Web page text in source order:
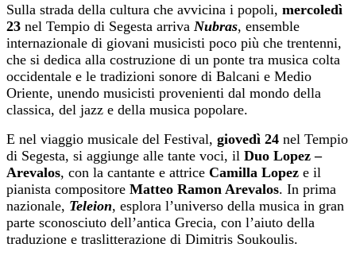
Sulla strada della cultura che avvicina i popoli, mercoledì
23 nel Tempio di Segesta arriva Nubras, ensemble
internazionale di giovani musicisti poco più che trentenni,
che si dedica alla costruzione di un ponte tra musica colta
occidentale e le tradizioni sonore di Balcani e Medio
Oriente, unendo musicisti provenienti dal mondo della
classica, del jazz e della musica popolare.
E nel viaggio musicale del Festival, giovedì 24 nel Tempio
di Segesta, si aggiunge alle tante voci, il Duo Lopez –
Arevalos, con la cantante e attrice Camilla Lopez e il
pianista compositore Matteo Ramon Arevalos. In prima
nazionale, Teleion, esplora l’universo della musica in gran
parte sconosciuto dell’antica Grecia, con l’aiuto della
traduzione e traslitterazione di Dimitris Soukoulis.